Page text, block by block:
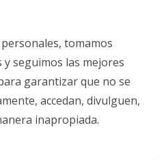
tomamos
seguimos las mejores
garantizar que no se
accedan, divulguen,
inapropiada.